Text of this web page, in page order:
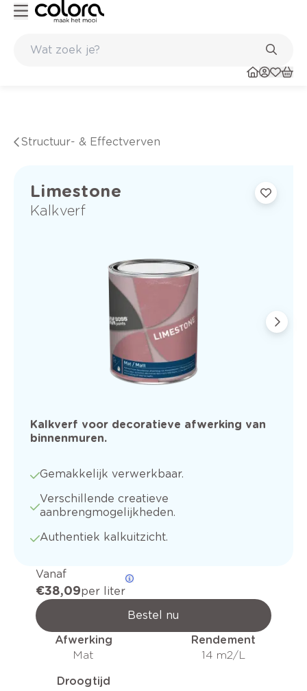
Structuur- & Effectverven
Limestone
Kalkverf
Kalkverf voor decoratieve afwerking van
binnenmuren.
Gemakkelijk verwerkbaar.
Verschillende creatieve
aanbrengmogelijkheden.
Authentiek kalkuitzicht.
Vanaf
€ 38,09per liter
Bestel nu
Afwerking
Mat
Rendement
14 m2/L
Droogtijd